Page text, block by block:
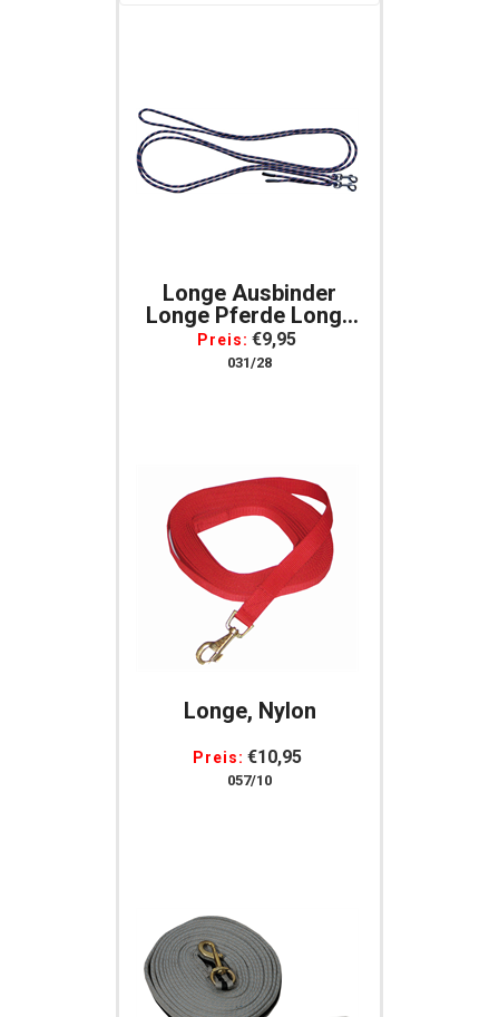
Longe Ausbinder
Longe Pferde Longe
Mit Karabinerhaken
Longierbedarf
Preis: €9,95
031/28
Longe, Nylon
Preis: €10,95
057/10